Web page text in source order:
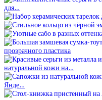
для…
прозрачного пластика
натуральной кожи на…
Янде…